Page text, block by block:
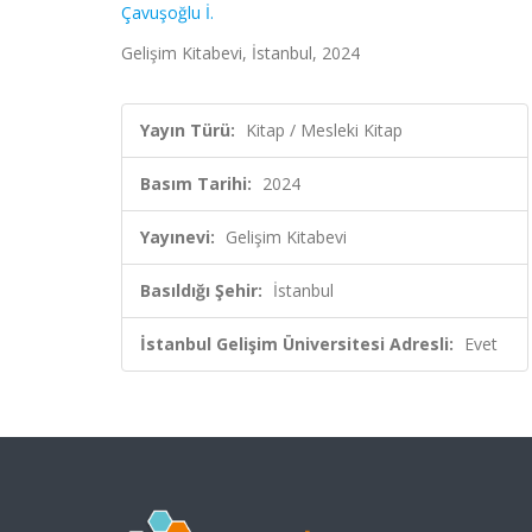
Çavuşoğlu İ.
Gelişim Kitabevi, İstanbul, 2024
Yayın Türü: Kitap / Mesleki Kitap
Basım Tarihi: 2024
Yayınevi: Gelişim Kitabevi
Basıldığı Şehir: İstanbul
İstanbul Gelişim Üniversitesi Adresli: Evet